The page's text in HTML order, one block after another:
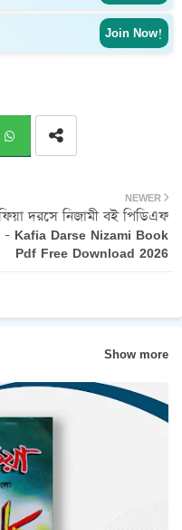
Join Now!
pp
NEWER
দরসে নিজামী বই পিডিএফ
- Kafia Darse Nizami Book
Pdf Free Download 2026
Show more